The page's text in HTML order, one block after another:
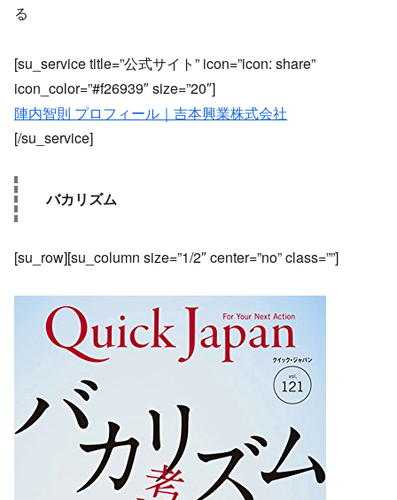
る
[su_service title=”公式サイト” icon=”icon: share”
icon_color=”#f26939″ size=”20″]
陣内智則 プロフィール｜吉本興業株式会社
[/su_service]
バカリズム
[su_row][su_column size=”1/2″ center=”no” class=””]